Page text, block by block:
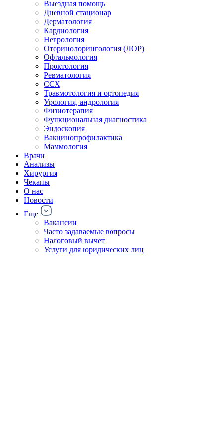
Выездная помощь
Дневной стационар
Дерматология
Кардиология
Неврология
Оторинолорингология (ЛОР)
Офтальмология
Проктология
Ревматология
ССХ
Травмотология и ортопедия
Урология, андрология
Физиотерапия
Функциональная диагностика
Эндоскопия
Вакцинопрофилактика
Маммология
Врачи
Анализы
Хирургия
Чекапы
О нас
Новости
Еще
Вакансии
Часто задаваемые вопросы
Налоговый вычет
Услуги для юридических лиц